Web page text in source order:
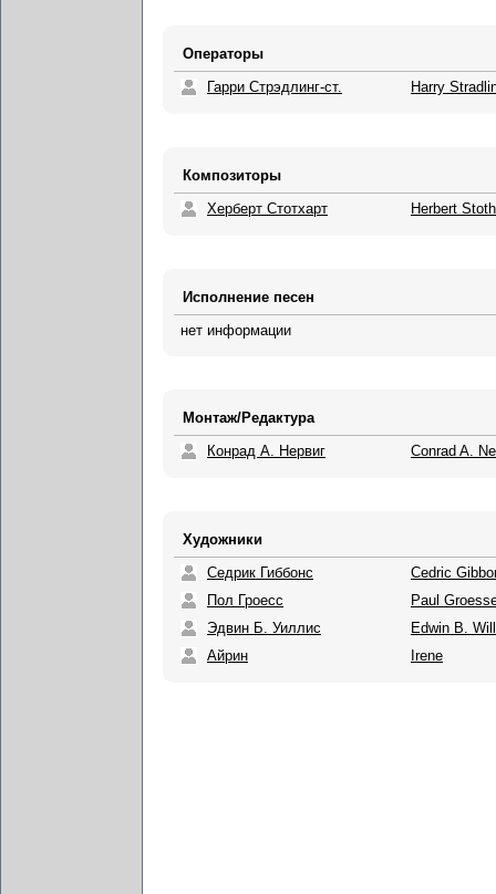
Операторы
Гарри Стрэдлинг-ст.
Harry
Композиторы
Херберт Стотхарт
Herbert
Исполнение песен
нет информации
Монтаж/Редактура
Конрад А. Нервиг
Conrad A.
Художники
Седрик Гиббонс
Cedric
Пол Гроесс
Paul
Эдвин Б. Уиллис
Edwin B.
Айрин
Irene